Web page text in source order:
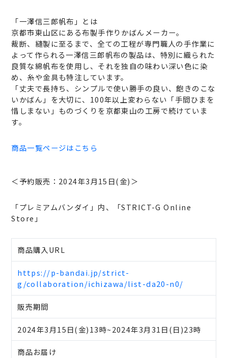
「一澤信三郎帆布」とは
京都市東山区にある布製手作りかばんメーカー。
裁断、縫製に至るまで、全ての工程が専門職人の手作業に
よって作られる一澤信三郎帆布の製品は、特別に織られた
良質な綿帆布を使用し、それを独自の味わい深い色に染
め、糸や金具も特注しています。
「丈夫で長持ち、シンプルで使い勝手の良い、飽きのこな
いかばん」を大切に、100年以上変わらない「手間ひまを
惜しまない」ものづくりを京都東山の工房で続けていま
す。
商品一覧ページはこちら
＜予約販売：2024年3月15日(金)＞
「プレミアムバンダイ」内、「STRICT-G Online
Store」
商品購入URL
https://p-bandai.jp/strict-
g/collaboration/ichizawa/list-da20-n0/
販売期間
2024年3月15日(金)13時~2024年3月31日(日)23時
商品お届け